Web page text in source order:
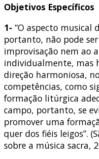
Objetivos Específicos
1- “O aspecto musical
portanto, não pode
improvisação nem ao
individualmente, mas
direção harmoniosa,
competências, como
formação litúrgica
campo, portanto, se
promover uma
quer dos fiéis leigos”.
sobre a música sacra,